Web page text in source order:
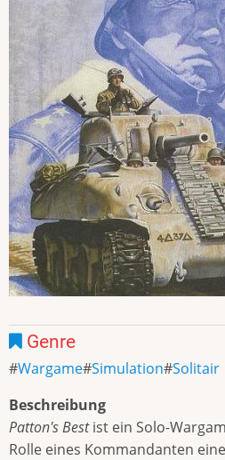
Genre
Wargame Simulation Solitair
Beschreibung
Patton's Bestist ein Solo-
Rolle eines Kommandanten